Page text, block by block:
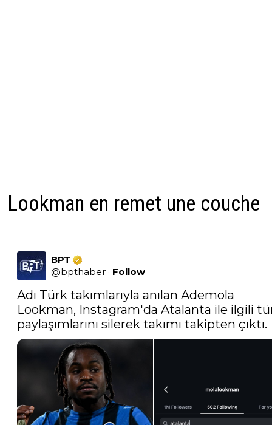
Lookman en remet une couche
BPT
@bpthaber · Follow
Adı Türk takımlarıyla anılan Ademola
Lookman, Instagram'da Atalanta ile ilgili
paylaşımlarını silerek takımı takipten çıktı.